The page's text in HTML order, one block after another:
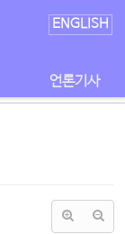
ENGLISH
언론기사